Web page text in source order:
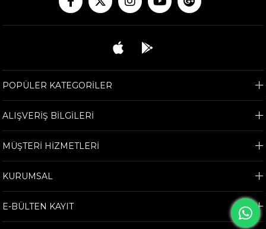
POPÜLER KATEGORİLER
ALIŞVERİŞ BİLGİLERİ
MÜŞTERİ HİZMETLERİ
KURUMSAL
E-BÜLTEN KAYIT